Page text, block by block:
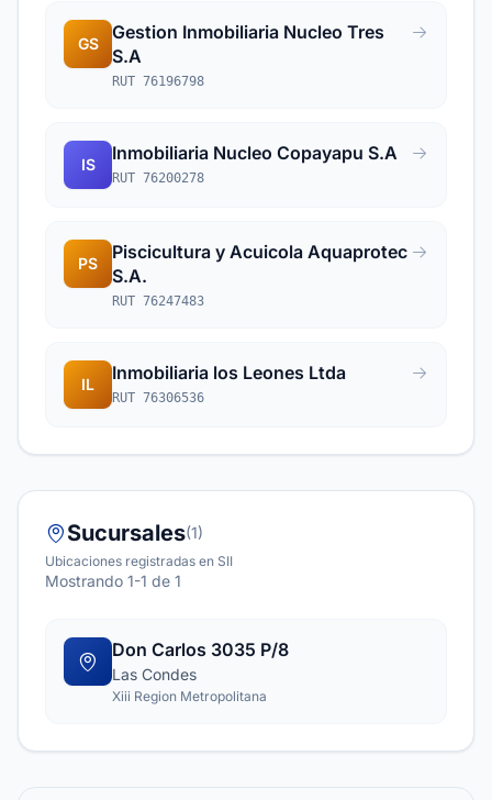
GS
Gestion Inmobiliaria Nucleo Tres
S.A
RUT 76196798
IS
Inmobiliaria Nucleo Copayapu S.A
RUT 76200278
PS
Piscicultura y Acuicola Aquaprotec
S.A.
RUT 76247483
IL
Inmobiliaria los Leones Ltda
RUT 76306536
Sucursales(1)
Ubicaciones registradas en SII
Mostrando 1-1 de 1
Don Carlos 3035 P/8
Las Condes
Xiii Region Metropolitana